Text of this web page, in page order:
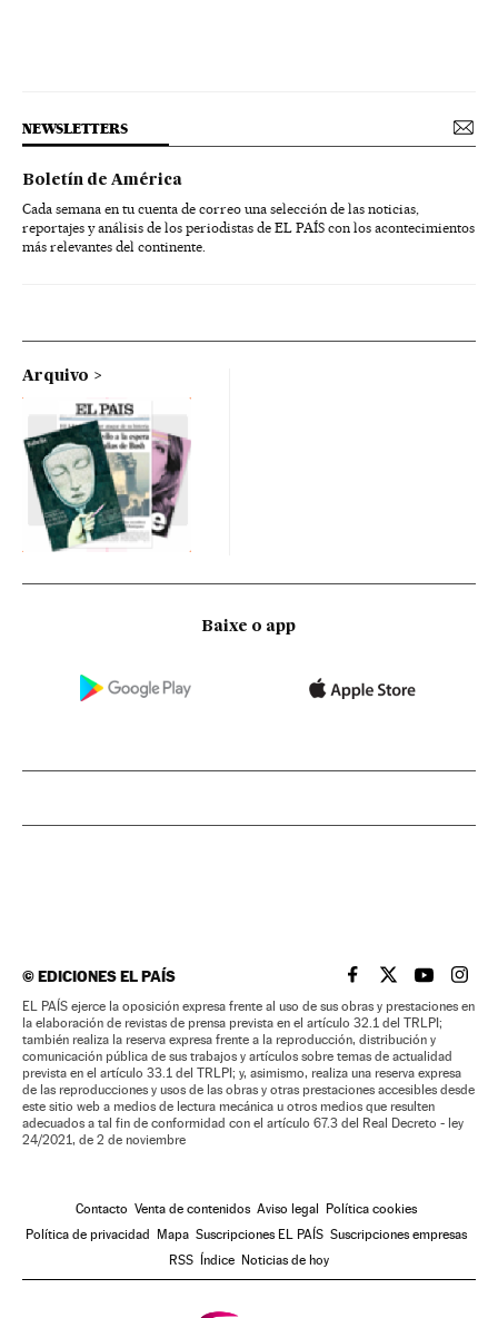
NEWSLETTERS
Boletín de América
Cada semana en tu cuenta de correo una selección de las noticias,
reportajes y análisis de los periodistas de EL PAÍS con los acontecimientos
más relevantes del continente.
Arquivo
Baixe o app
©EDICIONES EL PAÍS EL PAÍS BRASIL EN
EL PAÍSEL PAÍS
EL
EL PAÍS ejerce la oposición expresa frente al uso de sus obras y prestaciones en
la elaboración de revistas de prensa prevista en el artículo 32.1 del TRLPI;
también realiza la reserva expresa frente a la reproducción, distribución y
comunicación pública de sus trabajos y artículos sobre temas de actualidad
prevista en el artículo 33.1 del TRLPI; y, asimismo, realiza una reserva expresa
de las reproducciones y usos de las obras y otras prestaciones accesibles desde
este sitio web a medios de lectura mecánica u otros medios que resulten
adecuados a tal fin de conformidad con el artículo 67.3 del Real Decreto - ley
24/2021, de 2 de noviembre
Contacto Venta de contenidos Aviso legal Política cookies
Política de privacidad Mapa Suscripciones EL PAÍS Suscripciones empresas
RSS Índice Noticias de hoy